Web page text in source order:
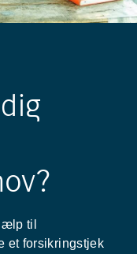
til
et forsikringstjek